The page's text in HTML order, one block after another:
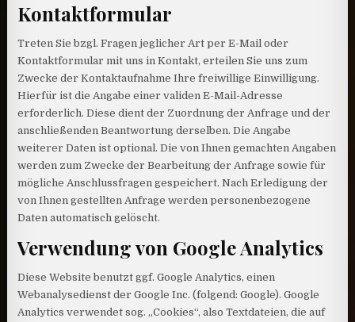
Kontaktformular
Treten Sie bzgl. Fragen jeglicher Art per E-Mail oder
Kontaktformular mit uns in Kontakt, erteilen Sie uns zum
Zwecke der Kontaktaufnahme Ihre freiwillige Einwilligung.
Hierfür ist die Angabe einer validen E-Mail-Adresse
erforderlich. Diese dient der Zuordnung der Anfrage und der
anschließenden Beantwortung derselben. Die Angabe
weiterer Daten ist optional. Die von Ihnen gemachten Angaben
werden zum Zwecke der Bearbeitung der Anfrage sowie für
mögliche Anschlussfragen gespeichert. Nach Erledigung der
von Ihnen gestellten Anfrage werden personenbezogene
Daten automatisch gelöscht.
Verwendung von Google Analytics
Diese Website benutzt ggf. Google Analytics, einen
Webanalysedienst der Google Inc. (folgend: Google). Google
Analytics verwendet sog. „Cookies“, also Textdateien, die auf